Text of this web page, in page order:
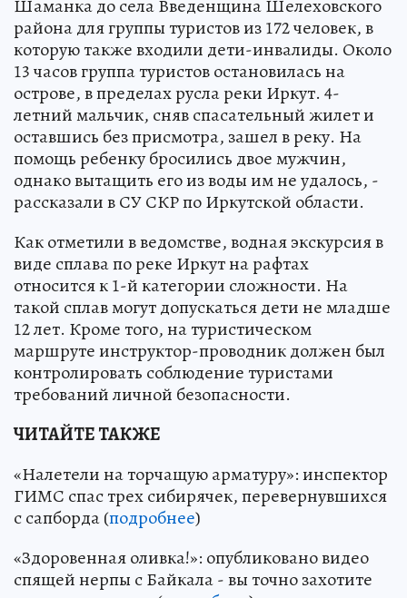
Шаманка до села Введенщина Шелеховского
района для группы туристов из 172 человек, в
которую также входили дети-инвалиды. Около
13 часов группа туристов остановилась на
острове, в пределах русла реки Иркут. 4-
летний мальчик, сняв спасательный жилет и
оставшись без присмотра, зашел в реку. На
помощь ребенку бросились двое мужчин,
однако вытащить его из воды им не удалось, -
рассказали в СУ СКР по Иркутской области.
Как отметили в ведомстве, водная экскурсия в
виде сплава по реке Иркут на рафтах
относится к 1-й категории сложности. На
такой сплав могут допускаться дети не младше
12 лет. Кроме того, на туристическом
маршруте инструктор-проводник должен был
контролировать соблюдение туристами
требований личной безопасности.
ЧИТАЙТЕ ТАКЖЕ
«Налетели на торчащую арматуру»: инспектор
ГИМС спас трех сибирячек, перевернувшихся
с сапборда (подробнее)
«Здоровенная оливка!»: опубликовано видео
спящей нерпы с Байкала - вы точно захотите